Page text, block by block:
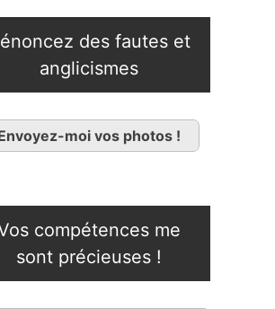
des fautes et
anglicismes
moi vos photos !
compétences me
sont précieuses !